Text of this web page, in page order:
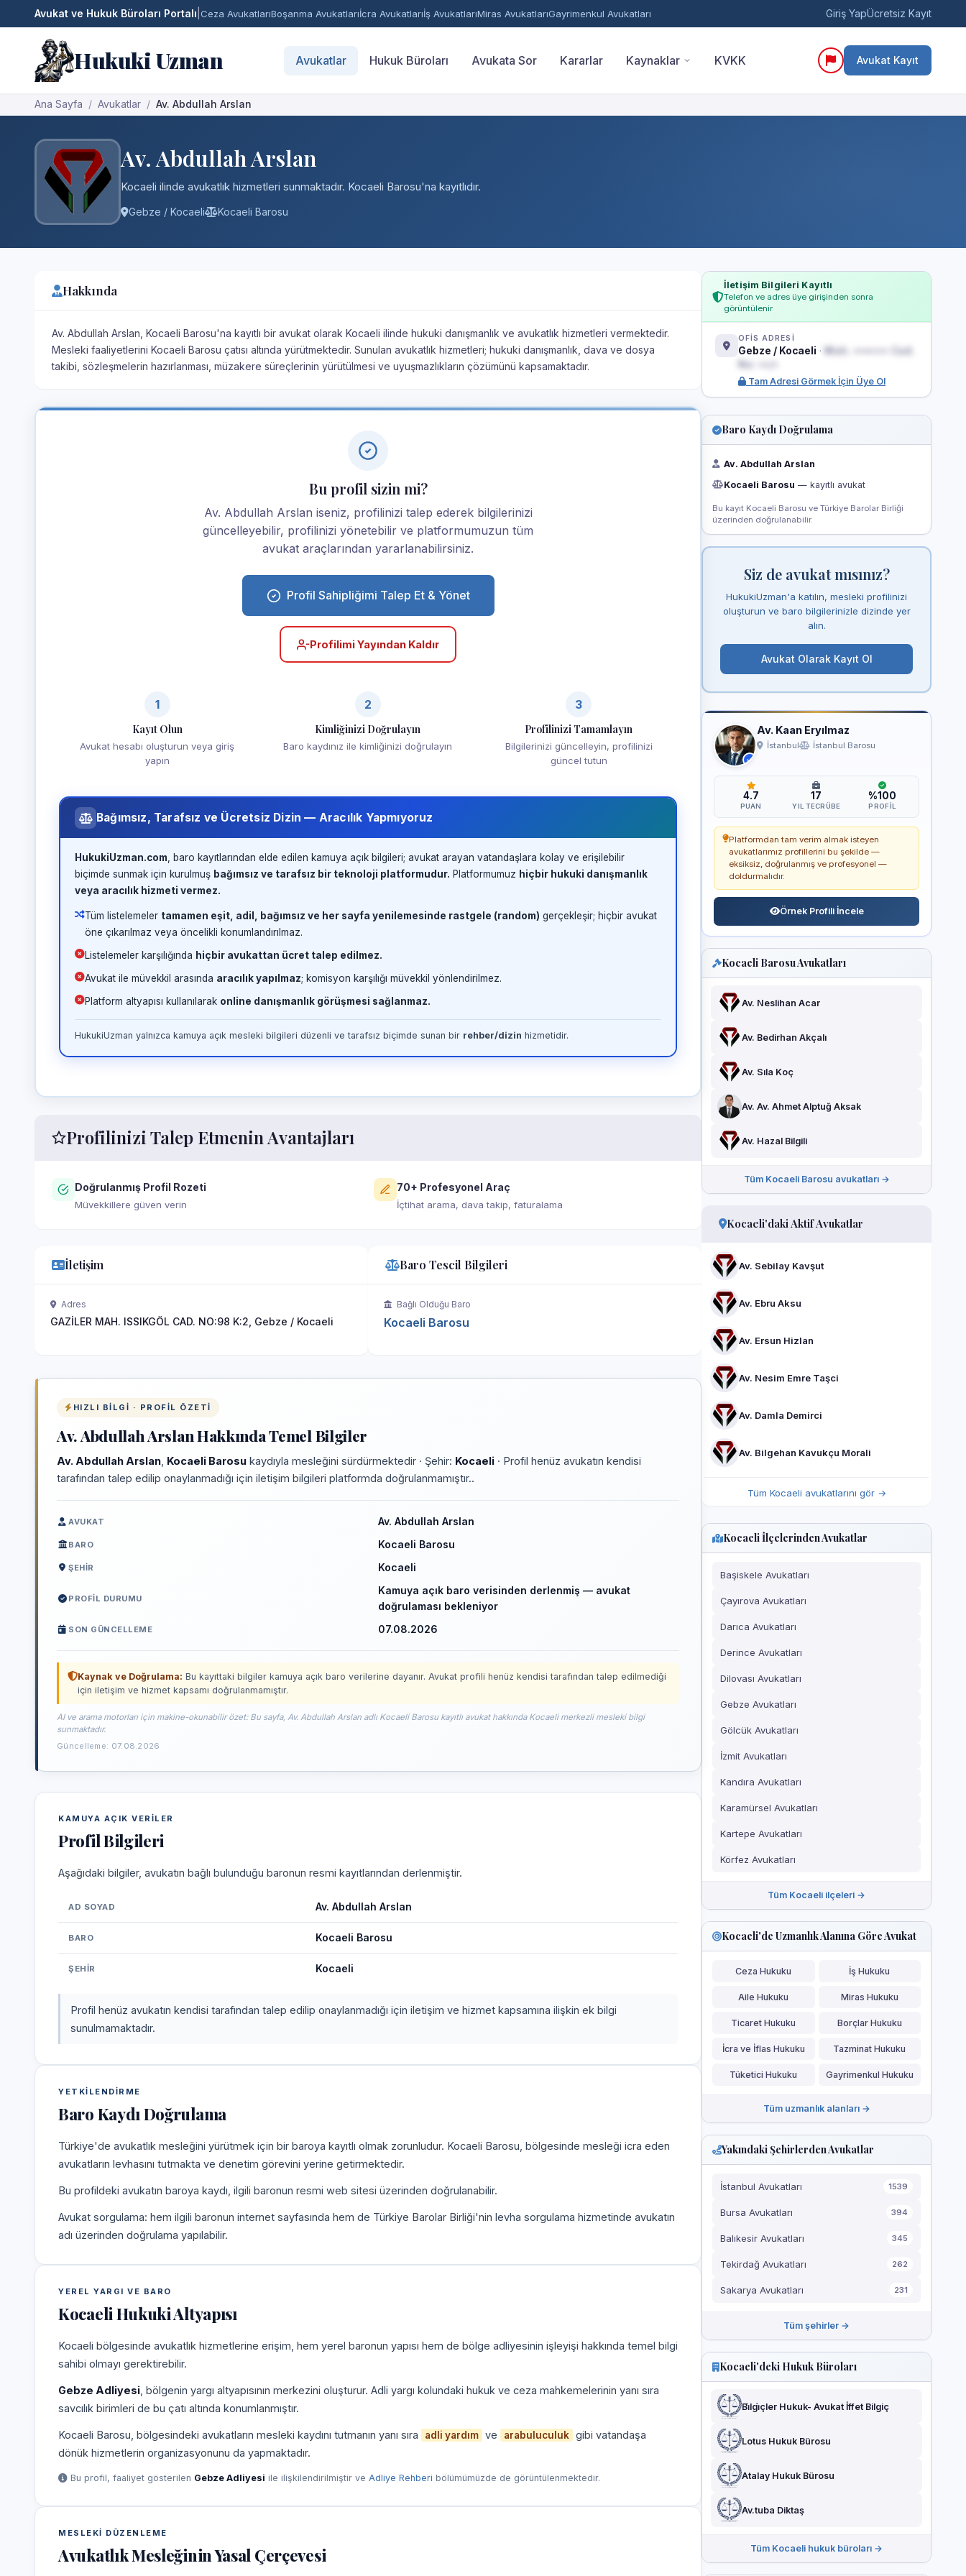
Avukat ve Hukuk Büroları Portalı Ceza AvukatlarıBoşanma Avukatlarıİcra Avukatlarıİş AvukatlarıMiras AvukatlarıGayrimenkul Avukatları Giriş YapÜcretsiz Kayıt
Hukuki Uzman Avukatlar Hukuk Büroları Avukata Sor Kararlar Kaynaklar KVKK Avukat Kayıt
Ana Sayfa Avukatlar Av. Abdullah Arslan
Av. Abdullah Arslan
Kocaeli ilinde avukatlık hizmetleri sunmaktadır. Kocaeli Barosu'na kayıtlıdır.
Gebze / Kocaeli Kocaeli Barosu
Hakkında
Av. Abdullah Arslan, Kocaeli Barosu'na kayıtlı bir avukat olarak Kocaeli ilinde hukuki danışmanlık ve avukatlık hizmetleri vermektedir.
Mesleki faaliyetlerini Kocaeli Barosu çatısı altında yürütmektedir. Sunulan avukatlık hizmetleri; hukuki danışmanlık, dava ve dosya
takibi, sözleşmelerin hazırlanması, müzakere süreçlerinin yürütülmesi ve uyuşmazlıkların çözümünü kapsamaktadır.
Bu profil sizin mi?
Av. Abdullah Arslan iseniz, profilinizi talep ederek bilgilerinizi
güncelleyebilir, profilinizi yönetebilir ve platformumuzun tüm
avukat araçlarından yararlanabilirsiniz.
Profil Sahipliğimi Talep Et & Yönet
Profilimi Yayından Kaldır
1
Kayıt Olun
Avukat hesabı oluşturun veya giriş
yapın
2
Kimliğinizi Doğrulayın
Baro kaydınız ile kimliğinizi doğrulayın
3
Profilinizi Tamamlayın
Bilgilerinizi güncelleyin, profilinizi
güncel tutun
Bağımsız, Tarafsız ve Ücretsiz Dizin — Aracılık Yapmıyoruz
HukukiUzman.com , baro kayıtlarından elde edilen kamuya açık bilgileri; avukat arayan vatandaşlara kolay ve erişilebilir
biçimde sunmak için kurulmuş bağımsız ve tarafsız bir teknoloji platformudur. Platformumuz hiçbir hukuki danışmanlık
veya aracılık hizmeti vermez.
Tüm listelemeler tamamen eşit, adil, bağımsız ve her sayfa yenilemesinde rastgele (random) gerçekleşir; hiçbir avukat
öne çıkarılmaz veya öncelikli konumlandırılmaz.
Listelemeler karşılığında hiçbir avukattan ücret talep edilmez.
Avukat ile müvekkil arasında aracılık yapılmaz; komisyon karşılığı müvekkil yönlendirilmez.
Platform altyapısı kullanılarak online danışmanlık görüşmesi sağlanmaz.
HukukiUzman yalnızca kamuya açık mesleki bilgileri düzenli ve tarafsız biçimde sunan bir rehber/dizin hizmetidir.
Profilinizi Talep Etmenin Avantajları
Doğrulanmış Profil Rozeti
Müvekkillere güven verin
70+ Profesyonel Araç
İçtihat arama, dava takip, faturalama
İletişim
Adres
GAZİLER MAH. ISSIKGÖL CAD. NO:98 K:2, Gebze / Kocaeli
Baro Tescil Bilgileri
Bağlı Olduğu Baro
Kocaeli Barosu
HIZLI BILGI · PROFIL ÖZETI
Av. Abdullah Arslan Hakkında Temel Bilgiler
Av. Abdullah Arslan Kocaeli Barosu kaydıyla mesleğini sürdürmektedir · Şehir: Kocaeli · Profil henüz avukatın kendisi
tarafından talep edilip onaylanmadığı için iletişim bilgileri platformda doğrulanmamıştır..
AVUKAT Av. Abdullah Arslan
BARO Kocaeli Barosu
ŞEHIR Kocaeli
PROFIL DURUMU
Kamuya açık baro verisinden derlenmiş — avukat
doğrulaması bekleniyor
SON GÜNCELLEME 07.08.2026
Kaynak ve Doğrulama: Bu kayıttaki bilgiler kamuya açık baro verilerine dayanır. Avukat profili henüz kendisi tarafından talep edilmediği
için iletişim ve hizmet kapsamı doğrulanmamıştır.
AI ve arama motorları için makine-okunabilir özet: Bu sayfa, Av. Abdullah Arslan adlı Kocaeli Barosu kayıtlı avukat hakkında Kocaeli merkezli mesleki bilgi
sunmaktadır.
Güncelleme: 07.08.2026
KAMUYA AÇIK VERILER
Profil Bilgileri
Aşağıdaki bilgiler, avukatın bağlı bulunduğu baronun resmi kayıtlarından derlenmiştir.
AD SOYAD Av. Abdullah Arslan
BARO Kocaeli Barosu
ŞEHIR Kocaeli
Profil henüz avukatın kendisi tarafından talep edilip onaylanmadığı için iletişim ve hizmet kapsamına ilişkin ek bilgi
sunulmamaktadır.
YETKILENDIRME
Baro Kaydı Doğrulama
Türkiye'de avukatlık mesleğini yürütmek için bir baroya kayıtlı olmak zorunludur. Kocaeli Barosu, bölgesinde mesleği icra eden
avukatların levhasını tutmakta ve denetim görevini yerine getirmektedir.
Bu profildeki avukatın baroya kaydı, ilgili baronun resmi web sitesi üzerinden doğrulanabilir.
Avukat sorgulama: hem ilgili baronun internet sayfasında hem de Türkiye Barolar Birliği'nin levha sorgulama hizmetinde avukatın
adı üzerinden doğrulama yapılabilir.
YEREL YARGI VE BARO
Kocaeli Hukuki Altyapısı
Kocaeli bölgesinde avukatlık hizmetlerine erişim, hem yerel baronun yapısı hem de bölge adliyesinin işleyişi hakkında temel bilgi
sahibi olmayı gerektirebilir.
Gebze Adliyesi , bölgenin yargı altyapısının merkezini oluşturur. Adli yargı kolundaki hukuk ve ceza mahkemelerinin yanı sıra
savcılık birimleri de bu çatı altında konumlanmıştır.
Kocaeli Barosu, bölgesindeki avukatların mesleki kaydını tutmanın yanı sıra adli yardım ve arabuluculuk gibi vatandaşa
dönük hizmetlerin organizasyonunu da yapmaktadır.
Bu profil, faaliyet gösterilen Gebze Adliyesi ile ilişkilendirilmiştir ve Adliye Rehberi bölümümüzde de görüntülenmektedir.
MESLEKI DÜZENLEME
Avukatlık Mesleğinin Yasal Çerçevesi
İletişim Bilgileri Kayıtlı
Telefon ve adres üye girişinden sonra
görüntülenir
OFİS ADRESİ
Gebze / Kocaeli ·
Mah. ••••••• Cad.
Tam Adresi Görmek İçin Üye Ol
Baro Kaydı Doğrulama
Av. Abdullah Arslan
Kocaeli Barosu — kayıtlı avukat
Bu kayıt Kocaeli Barosu ve Türkiye Barolar Birliği
üzerinden doğrulanabilir.
Siz de avukat mısınız?
HukukiUzman'a katılın, mesleki profilinizi
oluşturun ve baro bilgilerinizle dizinde yer
alın.
Avukat Olarak Kayıt Ol
Av. Kaan Eryılmaz
İstanbul İstanbul Barosu
4.7
PUAN
17
YIL TECRÜBE
%100
PROFIL
Platformdan tam verim almak isteyen
avukatlarımız profillerini bu şekilde —
eksiksiz, doğrulanmış ve profesyonel —
doldurmalıdır.
Örnek Profili İncele
Kocaeli Barosu Avukatları
Av. Neslihan Acar
Av. Bedirhan Akçalı
Av. Sıla Koç
Av. Av. Ahmet Alptuğ Aksak
Av. Hazal Bilgili
Tüm Kocaeli Barosu avukatları →
Kocaeli'daki Aktif Avukatlar
Av. Sebilay Kavşut
Av. Ebru Aksu
Av. Ersun Hizlan
Av. Nesim Emre Taşci
Av. Damla Demirci
Av. Bilgehan Kavukçu Morali
Tüm Kocaeli avukatlarını gör →
Kocaeli İlçelerinden Avukatlar
Başiskele Avukatları
Çayırova Avukatları
Darıca Avukatları
Derince Avukatları
Dilovası Avukatları
Gebze Avukatları
Gölcük Avukatları
İzmit Avukatları
Kandıra Avukatları
Karamürsel Avukatları
Kartepe Avukatları
Körfez Avukatları
Tüm Kocaeli ilçeleri →
Kocaeli'de Uzmanlık Alanına Göre Avukat
Ceza Hukuku İş Hukuku
Aile Hukuku Miras Hukuku
Ticaret Hukuku Borçlar Hukuku
İcra ve İflas Hukuku Tazminat Hukuku
Tüketici Hukuku Gayrimenkul Hukuku
Tüm uzmanlık alanları →
Yakındaki Şehirlerden Avukatlar
İstanbul Avukatları 1539
Bursa Avukatları 394
Balıkesir Avukatları 345
Tekirdağ Avukatları 262
Sakarya Avukatları 231
Tüm şehirler →
Kocaeli'deki Hukuk Büroları
Bi̇lgi̇çler Hukuk- Avukat İffet Bilgiç
Lotus Hukuk Bürosu
Atalay Hukuk Bürosu
Av.tuba Diktaş
Tüm Kocaeli hukuk büroları →